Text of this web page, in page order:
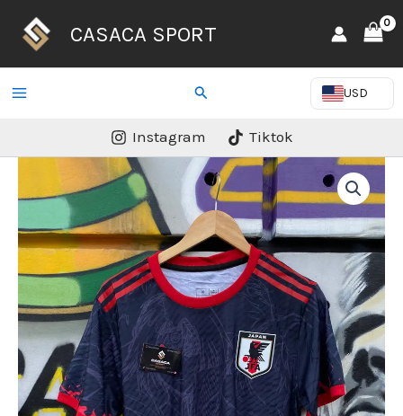
CASACA SPORT
Buscar USD
Instagram Tiktok